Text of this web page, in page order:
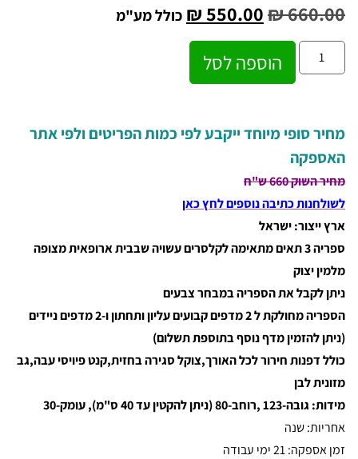
₪660.00
₪550.00 כולל מע"מ
הוספה לסל
מחיר סופי מיוחד ייקבע לפי כמות הפריטים ולפי אתר
האספקה
מחיר השוק 660 ש"ח
לשולחנות כתיבה נוספים לחץ כאן
ארץ ייצור: ישראל
ספריה 3 תאים מתאימה לקלסרים
עשויה שבבית ארופאית מצופה
מלמין יצוק
ניתן לקבל את הספריה במבחר צבעים
הספריה מחולקת ל 2 מדפים קבועים עליון ותחתון ו-2 מדפים ניידים
(ניתן להזמין מדף נוסף בתוספת תשלום)
כולל דפנות חירור לכל האורך,צוקל סגירה בחזית,קנט פיויסי עבה,גב
מזונית לבן
מידות: גובה-123 ,רוחב-80 (ניתן להקטין עד 40 ס"מ), עומק-30
אחריות: שנה
זמן אספקה: 21 ימי עבודה